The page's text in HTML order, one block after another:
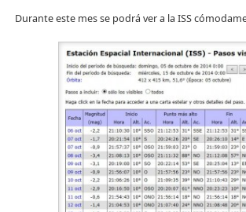
Durante este mes se podrá ver a la ISS